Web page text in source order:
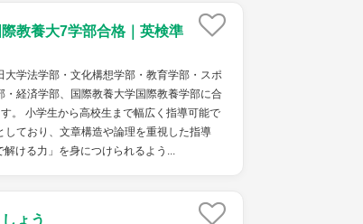
教養大7学部合格｜英検準
学法学部・文化構想学部・教育学部・スポ
経済学部、国際教養大学国際教養学部に合
。 小学生から高校生まで幅広く指導可能で
ており、文章構造や論理を重視した指導
ける力」を身につけられるよう...
ょう